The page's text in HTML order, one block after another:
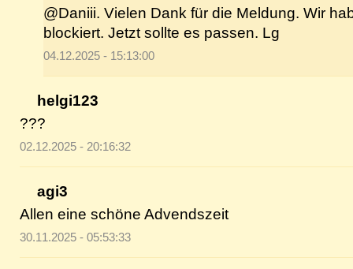
@Daniii. Vielen Dank für die Meldung. Wir
blockiert. Jetzt sollte es passen. Lg
04.12.2025 - 15:13:00
helgi123
???
02.12.2025 - 20:16:32
agi3
Allen eine schöne Advendszeit
30.11.2025 - 05:53:33